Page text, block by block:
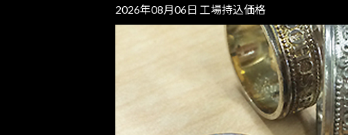
2026年08月06日 工場持込価格